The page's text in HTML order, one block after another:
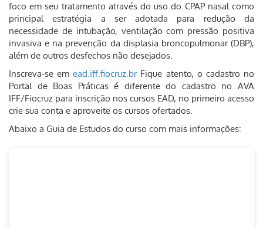
foco em seu tratamento através do uso do CPAP nasal como
principal estratégia a ser adotada para redução da
necessidade de intubação, ventilação com pressão positiva
invasiva e na prevenção da displasia broncopulmonar (DBP),
além de outros desfechos não desejados.
Inscreva-se emead.iff.fiocruz.brFique atento, o cadastro no
Portal de Boas Práticas é diferente do cadastro no AVA
IFF/Fiocruz para inscrição nos cursos EAD, no primeiro acesso
crie sua conta e aproveite os cursos ofertados.
Abaixo a Guia de Estudos do curso com mais informações: